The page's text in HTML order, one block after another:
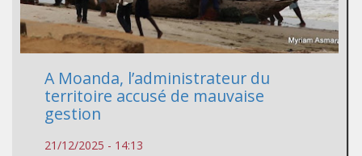
A Moanda, l’administrateur du
territoire accusé de mauvaise
gestion
21/12/2025 - 14:13